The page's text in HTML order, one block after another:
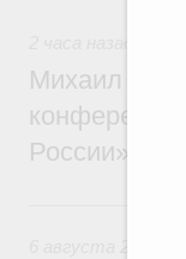
Михаил
России»